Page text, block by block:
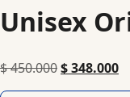
Unisex
$450.000$348.000